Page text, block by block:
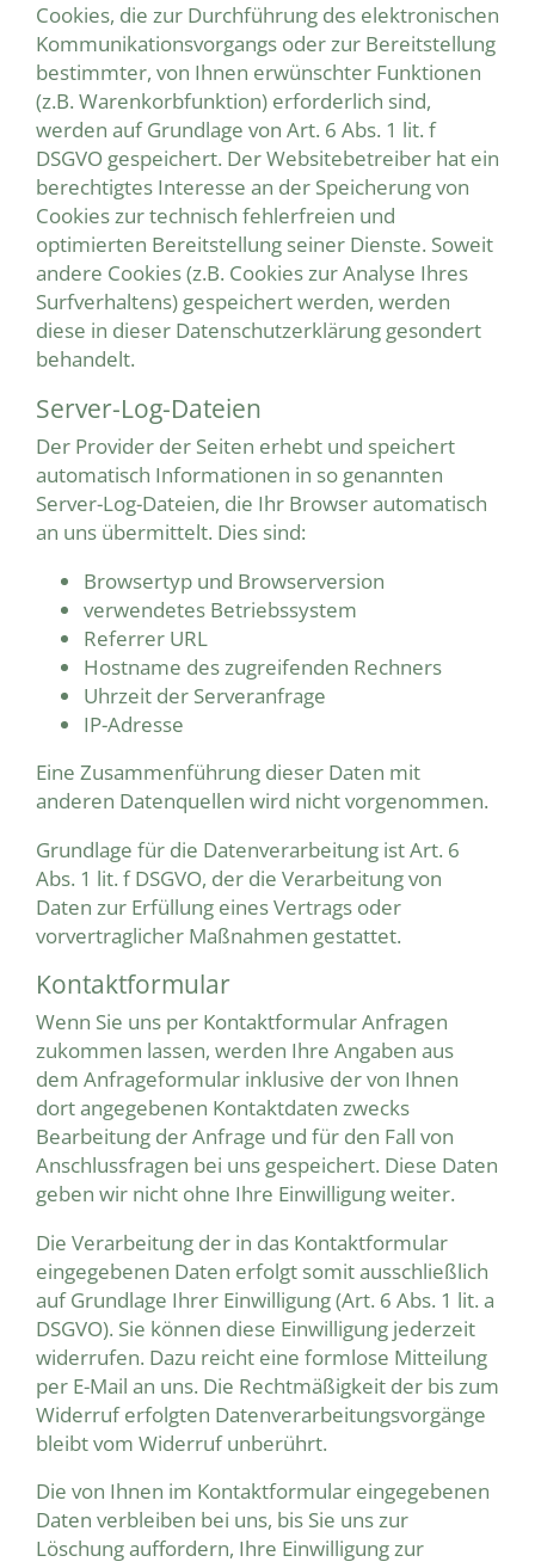
Cookies, die zur Durchführung des elektronischen
Kommunikationsvorgangs oder zur Bereitstellung
bestimmter, von Ihnen erwünschter Funktionen
(z.B. Warenkorbfunktion) erforderlich sind,
werden auf Grundlage von Art. 6 Abs. 1 lit. f
DSGVO gespeichert. Der Websitebetreiber hat ein
berechtigtes Interesse an der Speicherung von
Cookies zur technisch fehlerfreien und
optimierten Bereitstellung seiner Dienste. Soweit
andere Cookies (z.B. Cookies zur Analyse Ihres
Surfverhaltens) gespeichert werden, werden
diese in dieser Datenschutzerklärung gesondert
behandelt.
Server-Log-Dateien
Der Provider der Seiten erhebt und speichert
automatisch Informationen in so genannten
Server-Log-Dateien, die Ihr Browser automatisch
an uns übermittelt. Dies sind:
Browsertyp und Browserversion
verwendetes Betriebssystem
Referrer URL
Hostname des zugreifenden Rechners
Uhrzeit der Serveranfrage
IP-Adresse
Eine Zusammenführung dieser Daten mit
anderen Datenquellen wird nicht vorgenommen.
Grundlage für die Datenverarbeitung ist Art. 6
Abs. 1 lit. f DSGVO, der die Verarbeitung von
Daten zur Erfüllung eines Vertrags oder
vorvertraglicher Maßnahmen gestattet.
Kontaktformular
Wenn Sie uns per Kontaktformular Anfragen
zukommen lassen, werden Ihre Angaben aus
dem Anfrageformular inklusive der von Ihnen
dort angegebenen Kontaktdaten zwecks
Bearbeitung der Anfrage und für den Fall von
Anschlussfragen bei uns gespeichert. Diese Daten
geben wir nicht ohne Ihre Einwilligung weiter.
Die Verarbeitung der in das Kontaktformular
eingegebenen Daten erfolgt somit ausschließlich
auf Grundlage Ihrer Einwilligung (Art. 6 Abs. 1 lit. a
DSGVO). Sie können diese Einwilligung jederzeit
widerrufen. Dazu reicht eine formlose Mitteilung
per E-Mail an uns. Die Rechtmäßigkeit der bis zum
Widerruf erfolgten Datenverarbeitungsvorgänge
bleibt vom Widerruf unberührt.
Die von Ihnen im Kontaktformular eingegebenen
Daten verbleiben bei uns, bis Sie uns zur
Löschung auffordern, Ihre Einwilligung zur